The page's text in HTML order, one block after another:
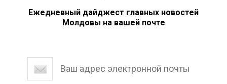
Ежедневный дайджест главных новостей
Молдовы на вашей почте